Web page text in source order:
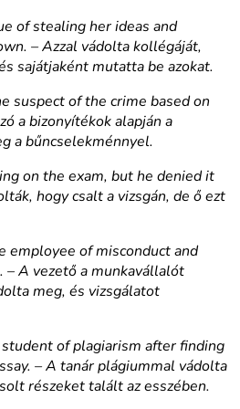
of stealing her ideas and
– Azzal vádolta kollégáját,
sajátjaként mutatta be azokat.
suspect of the crime based on
a bizonyítékok alapján a
a bűncselekménnyel.
on the exam, but he denied it
hogy csalt a vizsgán, de ő ezt
employee of misconduct and
A vezető a munkavállalót
meg, és vizsgálatot
of plagiarism after finding
– A tanár plágiummal vádolta
részeket talált az esszében.